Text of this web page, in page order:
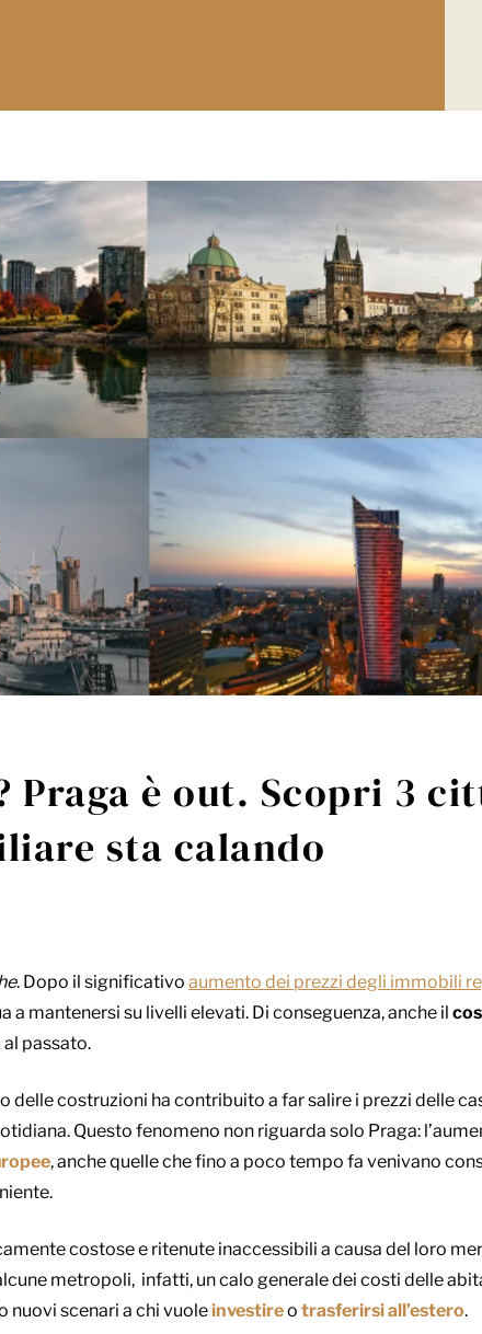
Praga è out. Scopri 3
sta calando
. Dopo il significativo aumento dei prezzi degli immobili
a mantenersi su livelli elevati. Di conseguenza, anche il
passato.
delle costruzioni ha contribuito a far salire i prezzi delle
Questo fenomeno non riguarda solo Praga:
, anche quelle che fino a poco tempo fa venivano
costose e ritenute inaccessibili a causa del loro
metropoli, infatti, un calo generale dei costi delle
nuovi scenari a chi vuole investireo trasferirsi all’estero.